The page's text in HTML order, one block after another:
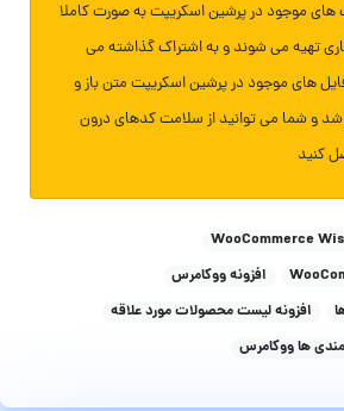
های موجود در پرشین اسکریپت به صورت کاملا
تهیه می شوند و به اشتراک گذاشته می
های موجود در پرشین اسکریپت متن باز و
و شما می توانید از سلامت کدهای درون
کنید
WooCommerce
افزونه ووکامرس
افزونه لیست محصولات مورد علاقه
ها ووکامرس